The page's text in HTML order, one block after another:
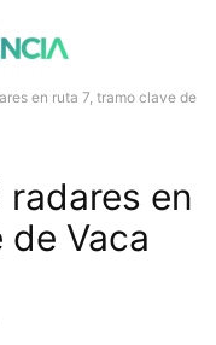
en ruta 7, tramo clave de
en
de Vaca